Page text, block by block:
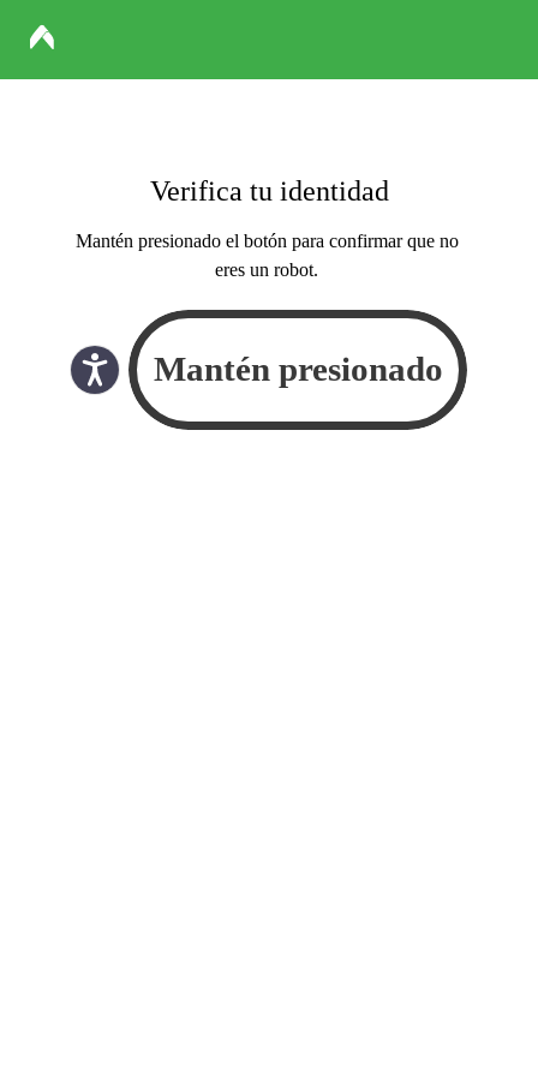
Verifica tu identidad
Mantén presionado el botón para confirmar que no
eres un robot.